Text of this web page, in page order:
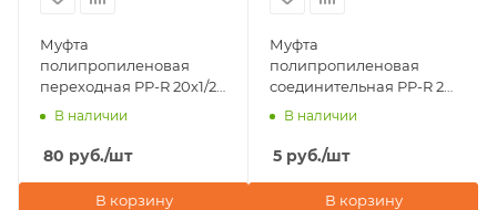
Муфта
полипропиленовая
переходная PP-R 20х1/2"
НР PRO Valfex
В наличии
80 руб./шт
В корзину
Муфта
полипропиленовая
соединительная PP-R 20
PRO Valfex
В наличии
5 руб./шт
В корзину